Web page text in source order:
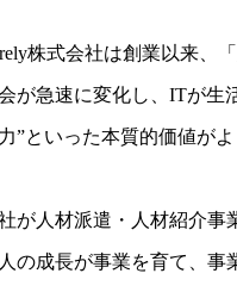
株式会社は創業以来、
が急速に変化し、ITが生
”といった本質的価値が
が人材派遣・人材紹介事
の成長が事業を育て、事